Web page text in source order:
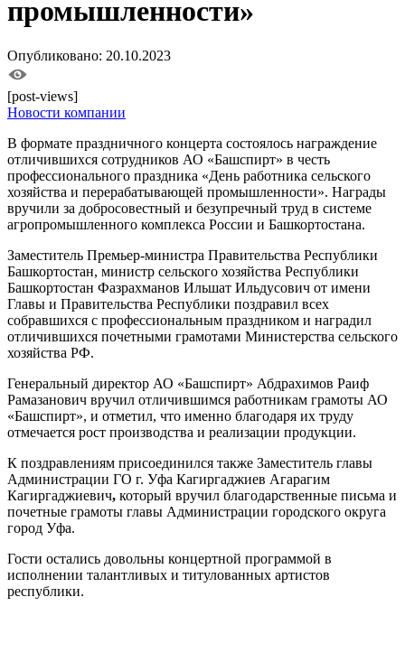
промышленности»
Опубликовано: 20.10.2023
[post-views]
Новости компании
В формате праздничного концерта состоялось награждение
отличившихся сотрудников АО «Башспирт» в честь
профессионального праздника «День работника сельского
хозяйства и перерабатывающей промышленности». Награды
вручили за добросовестный и безупречный труд в системе
агропромышленного комплекса России и Башкортостана.
Заместитель Премьер-министра Правительства Республики
Башкортостан, министр сельского хозяйства Республики
Башкортостан Фазрахманов Ильшат Ильдусович от имени
Главы и Правительства Республики поздравил всех
собравшихся с профессиональным праздником и наградил
отличившихся почетными грамотами Министерства сельского
хозяйства РФ.
Генеральный директор АО «Башспирт» Абдрахимов Раиф
Рамазанович вручил отличившимся работникам грамоты АО
«Башспирт», и отметил, что именно благодаря их труду
отмечается рост производства и реализации продукции.
К поздравлениям присоединился также Заместитель главы
Администрации ГО г. Уфа Кагиргаджиев Агарагим
Кагиргаджиевич, который вручил благодарственные письма и
почетные грамоты главы Администрации городского округа
город Уфа.
Гости остались довольны концертной программой в
исполнении талантливых и титулованных артистов
республики.